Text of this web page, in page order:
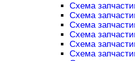
Схема
Схема
Схема
Схема
Схема
Схема